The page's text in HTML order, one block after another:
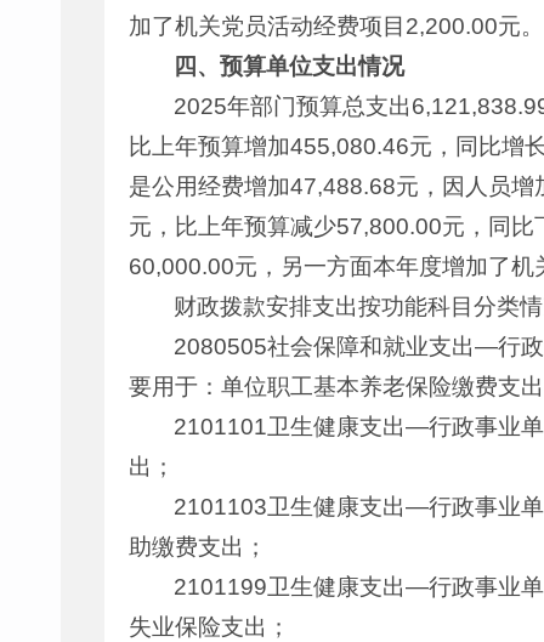
加了机关党员活动经费项目2,200.00元。
四、预算单位支出情况
2025年部门预算总支出
比上年预算增加455,080.46元，同比增
是公用经费增加47,488.68元，因人员
元，比上年预算减少57,800.00元，同
60,000.00元，另一方面本年度增加了
财政拨款安排支出按功能科目分类
2080505社会保障和就业支出—行
要用于：单位职工基本养老保险缴费支
2101101卫生健康支出—行政事业
出；
2101103卫生健康支出—行政事业
助缴费支出；
2101199卫生健康支出—行政事业
失业保险支出；